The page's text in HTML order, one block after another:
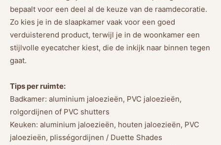
bepaalt voor een deel al de keuze van de raamdecoratie.
Zo kies je in de slaapkamer vaak voor een goed
verduisterend product, terwijl je in de woonkamer een
stijlvolle eyecatcher kiest, die de inkijk naar binnen tegen
gaat.
Tips per ruimte:
Badkamer: aluminium jaloezieën, PVC jaloezieën,
rolgordijnen of PVC shutters
Keuken: aluminium jaloezieën, houten jaloezieën, PVC
jaloezieën, plisségordijnen / Duette Shades